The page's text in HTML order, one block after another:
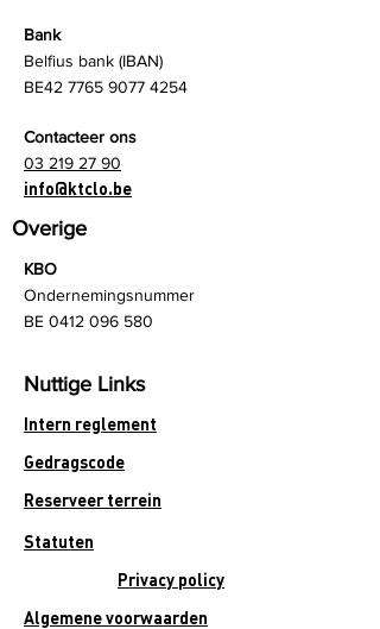
Bank
Belfius bank (IBAN)
BE42 7765 9077 4254
Contacteer ons
03 219 27 90
info@ktclo.be
Overige
KBO
Ondernemingsnummer
BE 0412 096 580
Nuttige Links
Intern reglement
Gedragscode
Reserveer terrein
Statuten
Privacy policy
Algemene voorwaarden